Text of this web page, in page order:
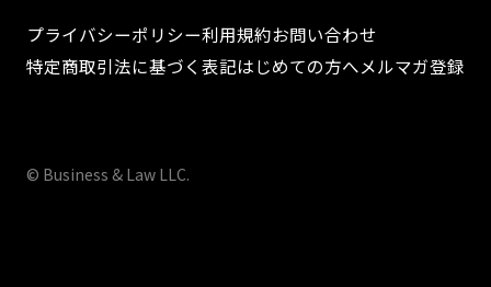
プライバシーポリシー利用規約お問い合わせ
特定商取引法に基づく表記はじめての方へメルマガ登録
© Business & Law LLC.